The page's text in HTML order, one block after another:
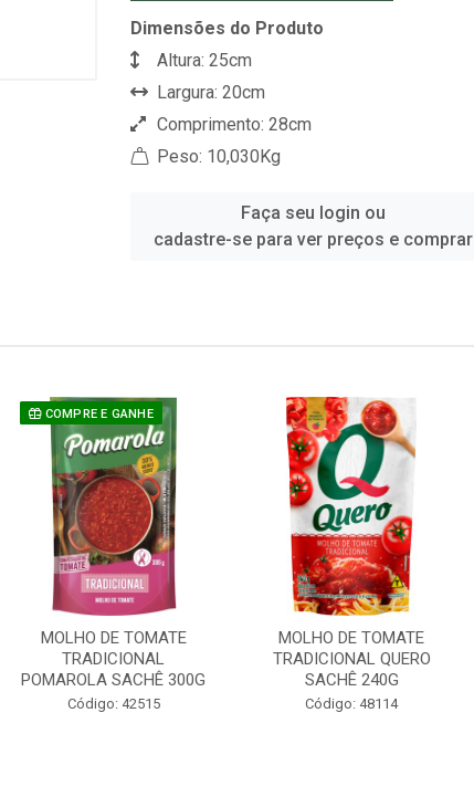
Dimensões do Produto
Altura: 25cm
Largura: 20cm
Comprimento: 28cm
Peso: 10,030Kg
Faça seu login ou
cadastre-se para ver preços e comprar
COMPRE E GANHE
MOLHO DE TOMATE
TRADICIONAL
POMAROLA SACHÊ 300G
Código: 42515
MOLHO DE TOMATE
TRADICIONAL QUERO
SACHÊ 240G
Código: 48114